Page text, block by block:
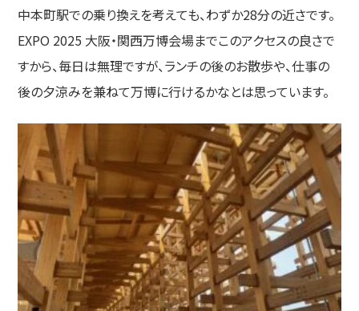
中本町駅での乗り換えを考えても、わずか28分の近さです。
EXPO 2025 大阪・関西万博会場までこのアクセスの良さで
すから、毎日は無理ですが、ランチの後のお散歩や、仕事の
後の夕涼みを兼ねて万博に行けるかなとは思っています。